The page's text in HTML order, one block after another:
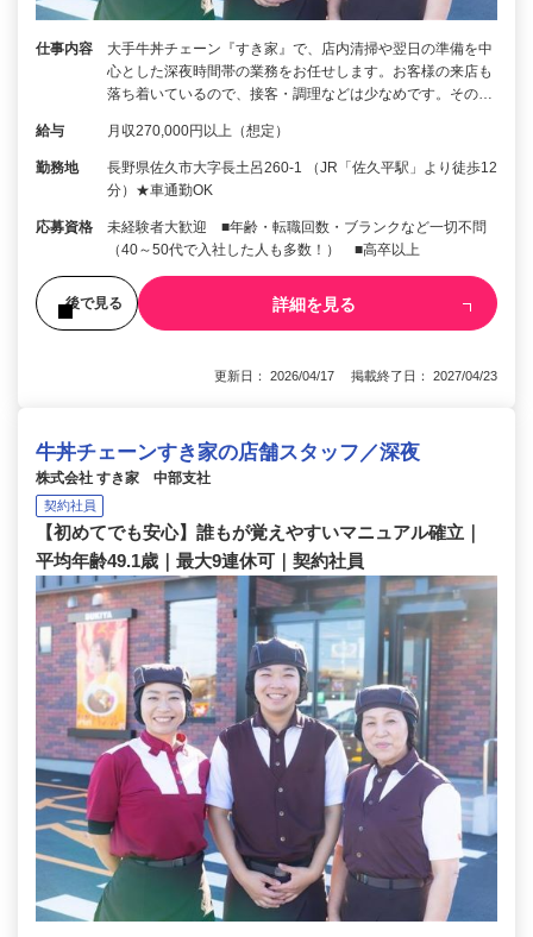
仕事内容
大手牛丼チェーン『すき家』で、店内清掃や翌日の準備を中
心とした深夜時間帯の業務をお任せします。お客様の来店も
落ち着いているので、接客・調理などは少なめです。その…
給与 月収270,000円以上（想定）
勤務地
長野県佐久市大字長土呂260-1 （JR「佐久平駅」より徒歩12
分）★車通勤OK
応募資格
未経験者大歓迎 ■年齢・転職回数・ブランクなど一切不問
（40～50代で入社した人も多数！） ■高卒以上
後で見る 詳細を見る
更新日： 2026/04/17 掲載終了日： 2027/04/23
牛丼チェーンすき家の店舗スタッフ／深夜
株式会社 すき家 中部支社
契約社員
【初めてでも安心】誰もが覚えやすいマニュアル確立｜
平均年齢49.1歳｜最大9連休可｜契約社員